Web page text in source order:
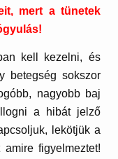
mert a tünetek
kell kezelni, és
betegség sokszor
nagyobb baj
a hibát jelző
lekötjük a
figyelmeztet!